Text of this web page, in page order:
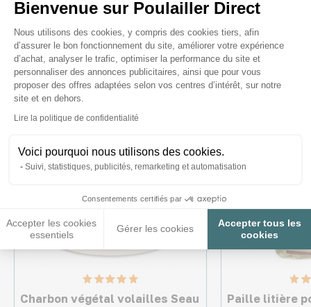
Bienvenue sur Poulailler Direct
Plateforme de Gestion du
Nous utilisons des cookies, y compris des cookies tiers, afin
d’assurer le bon fonctionnement du site, améliorer votre expérience
d’achat, analyser le trafic, optimiser la performance du site et
personnaliser des annonces publicitaires, ainsi que pour vous
proposer des offres adaptées selon vos centres d’intérêt, sur notre
site et en dehors.
Lire la politique de confidentialité
Voici pourquoi nous utilisons des cookies.
Suivi, statistiques, publicités, remarketing et automatisation
Consentements certifiés par
Accepter les cookies
essentiels
Gérer les cookies
Accepter tous les
cookies
Axeptio consent
Ces produits peuvent vous
intéresser
Charbon végétal volailles Seau
Made in France
Paille litière